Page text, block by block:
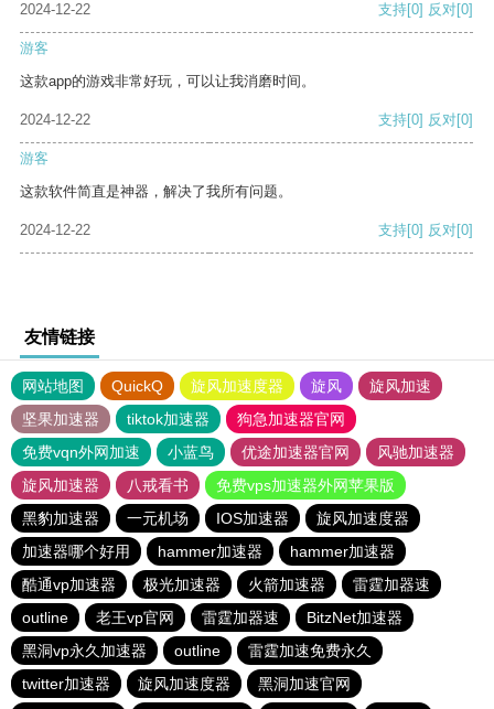
2024-12-22 支持[0] 反对[0]
游客
这款app的游戏非常好玩，可以让我消磨时间。
2024-12-22 支持[0] 反对[0]
游客
这款软件简直是神器，解决了我所有问题。
2024-12-22 支持[0] 反对[0]
友情链接
网站地图 QuickQ 旋风加速度器 旋风
旋风加速
坚果加速器
tiktok加速器
狗急加速器官网
免费vqn外网加速
小蓝鸟 优途加速器官网
风驰加速器
旋风加速器
八戒看书
免费vps加速器外网苹果版
黑豹加速器
一元机场 IOS加速器
旋风加速度器
加速器哪个好用
hammer加速器
hammer加速器
酷通vp加速器
极光加速器 火箭加速器
雷霆加器速
outline
老王vp官网 雷霆加器速
BitzNet加速器
黑洞vp永久加速器
outline
雷霆加速免费永久
twitter加速器
旋风加速度器
黑洞加速官网